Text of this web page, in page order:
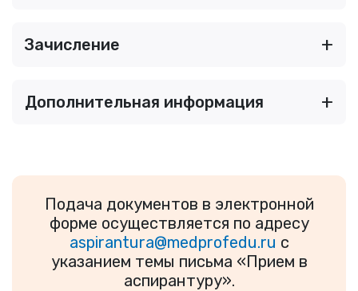
Зачисление
Дополнительная информация
Подача документов в электронной
форме осуществляется по адресу
aspirantura@medprofedu.ru с
указанием темы письма «Прием в
аспирантуру».